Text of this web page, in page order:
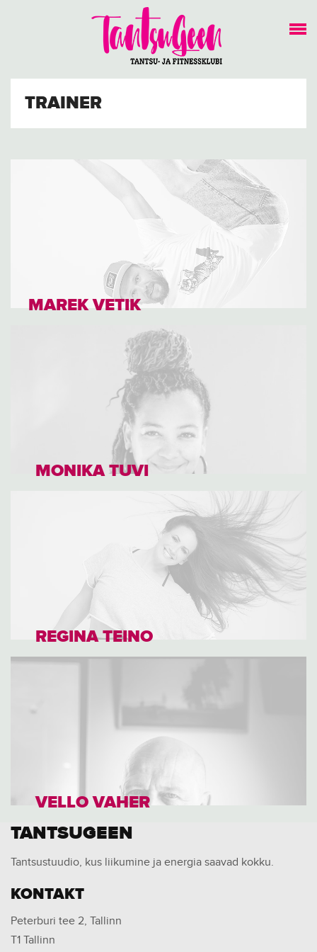
TRAINER
MAREK VETIK
MONIKA TUVI
REGINA TEINO
VELLO VAHER
TANTSUGEEN
Tantsustuudio, kus liikumine ja energia saavad kokku.
KONTAKT
Peterburi tee 2, Tallinn
T1 Tallinn